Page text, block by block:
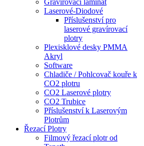
Gravírovací laminát
Laserové-Diodové
Příslušenství pro
laserové gravírovací
plotry
Plexisklové desky PMMA
Akryl
Software
Chladiče / Pohlcovač kouře k
CO2 plotru
CO2 Laserové plotry
CO2 Trubice
Příslušenství k Laserovým
Plotrům
Řezací Plotry
Filmový řezací plotr od